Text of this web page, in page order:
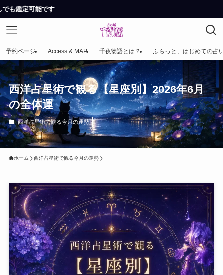
予約ページ Access & MAP 千夜物語とは？ ふらっと、はじめての占
西洋占星術で観る【星座別】2026年6月
の全体運
西洋占星術で観る今月の運勢
ホーム 西洋占星術で観る今月の運勢